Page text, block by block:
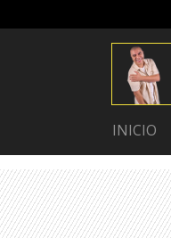
INICIO